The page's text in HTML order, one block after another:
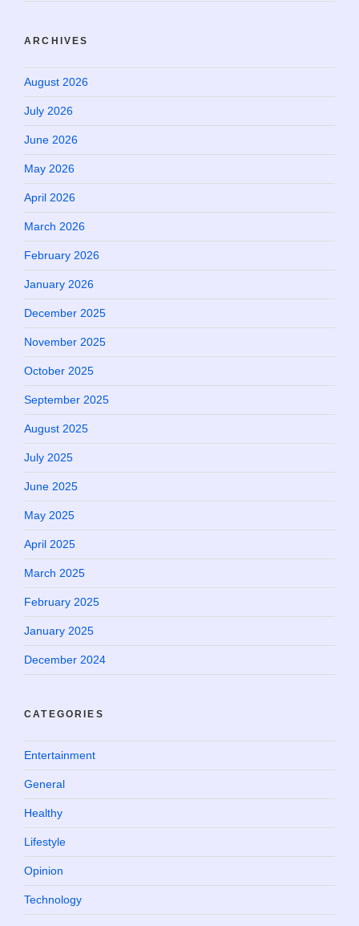
ARCHIVES
August 2026
July 2026
June 2026
May 2026
April 2026
March 2026
February 2026
January 2026
December 2025
November 2025
October 2025
September 2025
August 2025
July 2025
June 2025
May 2025
April 2025
March 2025
February 2025
January 2025
December 2024
CATEGORIES
Entertainment
General
Healthy
Lifestyle
Opinion
Technology